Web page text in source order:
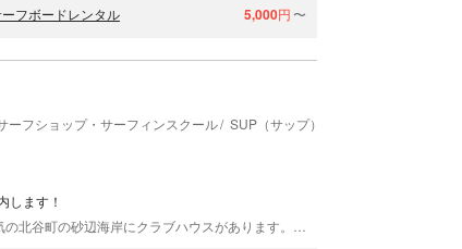
フボードレンタル 5,000円 〜
ーフショップ・サーフィンスクール
SUP（サップ）
します！